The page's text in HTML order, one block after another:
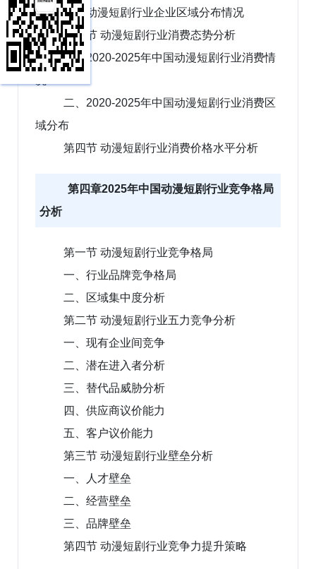
四、动漫短剧行业企业区域分布情况
第三节 动漫短剧行业消费态势分析
一、2020-2025年中国动漫短剧行业消费情
二、2020-2025年中国动漫短剧行业消费区
域分布
第四节 动漫短剧行业消费价格水平分析
第四章2025年中国动漫短剧行业竞争格局
分析
第一节 动漫短剧行业竞争格局
一、行业品牌竞争格局
二、区域集中度分析
第二节 动漫短剧行业五力竞争分析
一、现有企业间竞争
二、潜在进入者分析
三、替代品威胁分析
四、供应商议价能力
五、客户议价能力
第三节 动漫短剧行业壁垒分析
一、人才壁垒
二、经营壁垒
三、品牌壁垒
第四节 动漫短剧行业竞争力提升策略